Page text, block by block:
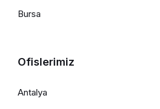
Bursa
Ofislerimiz
Antalya